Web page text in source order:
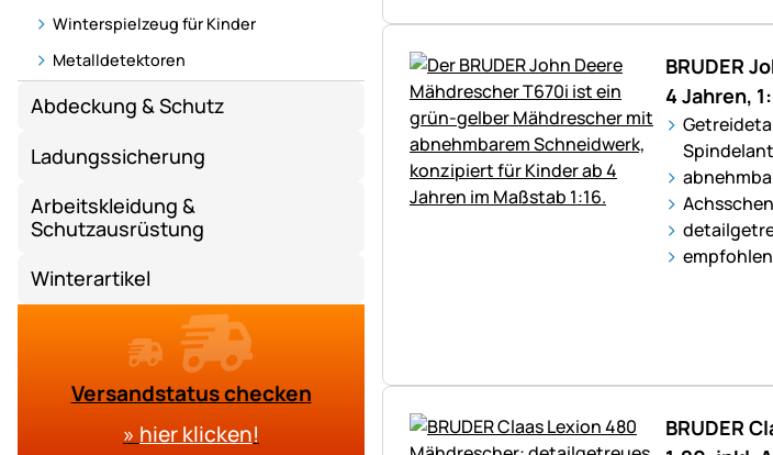
Winterspielzeug für Kinder
Metalldetektoren
Abdeckung & Schutz
Ladungssicherung
Arbeitskleidung &
Schutzausrüstung
Winterartikel
Versandstatus checken
» hier klicken!
BRUDER
4 Jahren,
BRUDER